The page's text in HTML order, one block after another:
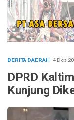
BERITA DAERAH· 4 Des
DPRD
Kunjung